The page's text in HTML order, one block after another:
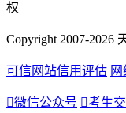
权
Copyright 2007-2026
可信网站信用评估
微信公众号 考生